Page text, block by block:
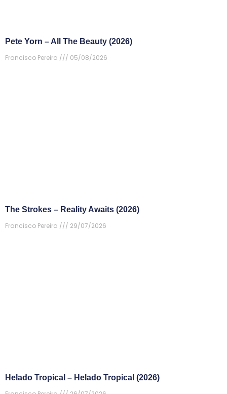
Pete Yorn – All The Beauty (2026)
Francisco Pereira
05/08/2026
The Strokes – Reality Awaits (2026)
Francisco Pereira
29/07/2026
Helado Tropical – Helado Tropical (2026)